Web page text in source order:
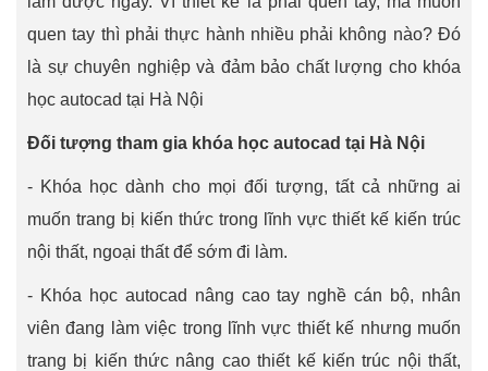
quen tay thì phải thực hành nhiều phải không nào? Đó
là sự chuyên nghiệp và đảm bảo chất lượng cho khóa
học autocad tại Hà Nội
Đối tượng tham gia khóa học autocad tại Hà Nội
- Khóa học dành cho mọi đối tượng, tất cả những ai
muốn trang bị kiến thức trong lĩnh vực thiết kế kiến trúc
nội thất, ngoại thất để sớm đi làm.
- Khóa học autocad nâng cao tay nghề cán bộ, nhân
viên đang làm việc trong lĩnh vực thiết kế nhưng muốn
trang bị kiến thức nâng cao thiết kế kiến trúc nội thất,